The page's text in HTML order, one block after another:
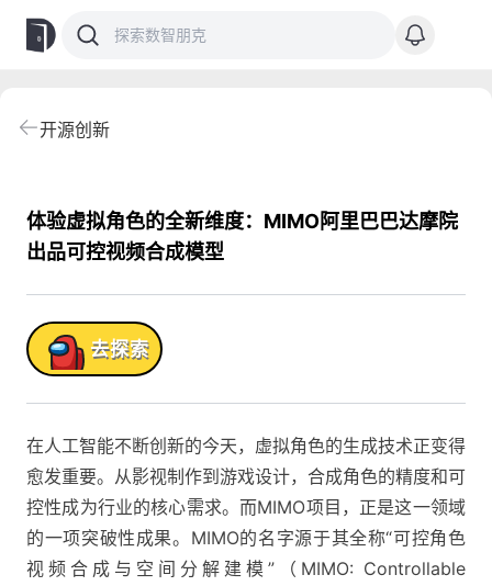
开源创新
体验虚拟角色的全新维度：MIMO阿里巴巴达摩院
出品可控视频合成模型
! 去探索
在人工智能不断创新的今天，虚拟角色的生成技术正变得
愈发重要。从影视制作到游戏设计，合成角色的精度和可
控性成为行业的核心需求。而MIMO项目，正是这一领域
的一项突破性成果。MIMO的名字源于其全称“可控角色
视频合成与空间分解建模”（MIMO: Controllable